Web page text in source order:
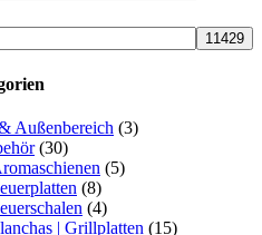
Außenbereich (3)
(30)
(5)
(8)
(4)
| Grillplatten (15)